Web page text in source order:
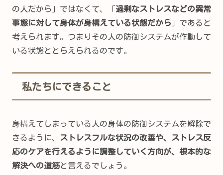
の人だから」ではなくて、「 過剰なストレスなどの異常
事態に対して身体が身構えている状態だから 」であると
考えられます。つまりその人の防御システムが作動して
いる状態ととらえられるのです。
私たちにできること
身構えてしまっている人の身体の防御システムを解除で
きるように、
ストレスフルな状況の改善や、ストレス反
応のケアを行えるように調整していく方向が、根本的な
解決への道筋と言えるでしょう。